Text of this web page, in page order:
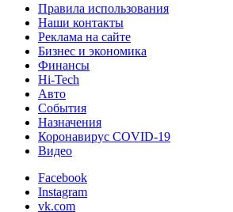
Правила использования
Наши контакты
Реклама на сайте
Бизнес и экономика
Финансы
Hi-Tech
Авто
События
Назначения
Коронавирус COVID-19
Видео
Facebook
Instagram
vk.com